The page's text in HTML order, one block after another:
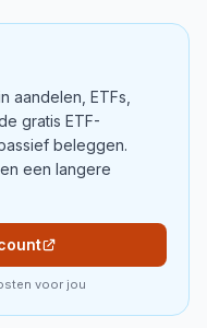
aandelen, ETFs,
gratis ETF-
beleggen.
een langere
voor jou